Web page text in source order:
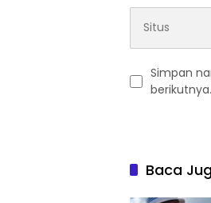
Simpan
berikutnya.
Baca